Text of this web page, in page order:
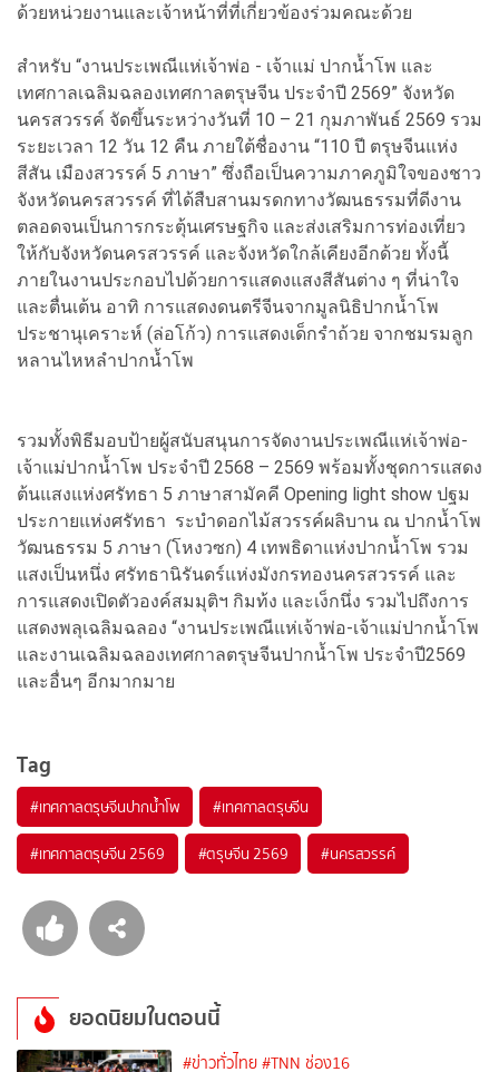
ด้วยหน่วยงานและเจ้าหน้าที่ที่เกี่ยวข้องร่วมคณะด้วย
สำหรับ “งานประเพณีแห่เจ้าพ่อ - เจ้าแม่ ปากน้ำโพ และ
เทศกาลเฉลิมฉลองเทศกาลตรุษจีน ประจำปี 2569” จังหวัด
นครสวรรค์ จัดขึ้นระหว่างวันที่ 10 – 21 กุมภาพันธ์ 2569 รวม
ระยะเวลา 12 วัน 12 คืน ภายใต้ชื่องาน “110 ปี ตรุษจีนแห่ง
สีสัน เมืองสวรรค์ 5 ภาษา” ซึ่งถือเป็นความภาคภูมิใจของชาว
จังหวัดนครสวรรค์ ที่ได้สืบสานมรดกทางวัฒนธรรมที่ดีงาน
ตลอดจนเป็นการกระตุ้นเศรษฐกิจ และส่งเสริมการท่องเที่ยว
ให้กับจังหวัดนครสวรรค์ และจังหวัดใกล้เคียงอีกด้วย ทั้งนี้
ภายในงานประกอบไปด้วยการแสดงแสงสีสันต่าง ๆ ที่น่าใจ
และตื่นเต้น อาทิ การแสดงดนตรีจีนจากมูลนิธิปากน้ำโพ
ประชานุเคราะห์ (ล่อโก้ว) การแสดงเด็กรำถ้วย จากชมรมลูก
หลานไหหลำปากน้ำโพ
รวมทั้งพิธีมอบป้ายผู้สนับสนุนการจัดงานประเพณีแห่เจ้าพ่อ-
เจ้าแม่ปากน้ำโพ ประจำปี 2568 – 2569 พร้อมทั้งชุดการแสดง
ต้นแสงแห่งศรัทธา 5 ภาษาสามัคคี Opening light show ปฐม
ประกายแห่งศรัทธา ระบำดอกไม้สวรรค์ผลิบาน ณ ปากน้ำโพ
วัฒนธรรม 5 ภาษา (โหงวซก) 4 เทพธิดาแห่งปากน้ำโพ รวม
แสงเป็นหนึ่ง ศรัทธานิรันดร์แห่งมังกรทองนครสวรรค์ และ
การแสดงเปิดตัวองค์สมมุติฯ กิมท้ง และเง็กนึ่ง รวมไปถึงการ
แสดงพลุเฉลิมฉลอง “งานประเพณีแห่เจ้าพ่อ-เจ้าแม่ปากน้ำโพ
และงานเฉลิมฉลองเทศกาลตรุษจีนปากน้ำโพ ประจำปี2569
และอื่นๆ อีกมากมาย
Tag
#เทศกาลตรุษจีนปากน้ำโพ #เทศกาลตรุษจีน
#เทศกาลตรุษจีน 2569 #ตรุษจีน 2569 #นครสวรรค์
ยอดนิยมในตอนนี้
#ข่าวทั่วไทย #TNN ช่อง16